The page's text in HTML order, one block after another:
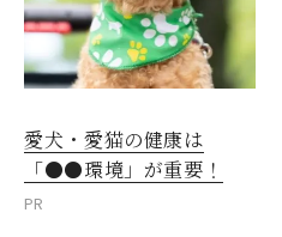
愛犬・愛猫の健康は
「●●環境」が重要！
PR